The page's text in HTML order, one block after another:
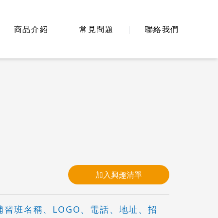
商品介紹 常見問題 聯絡我們
加入興趣清單
班名稱、LOGO、電話、地址、招